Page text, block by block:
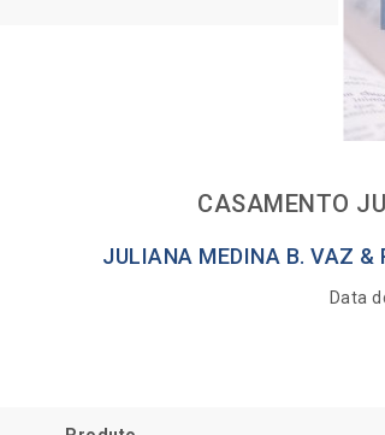
CASAMENTO
JULIANA MEDINA B. VAZ &
Data